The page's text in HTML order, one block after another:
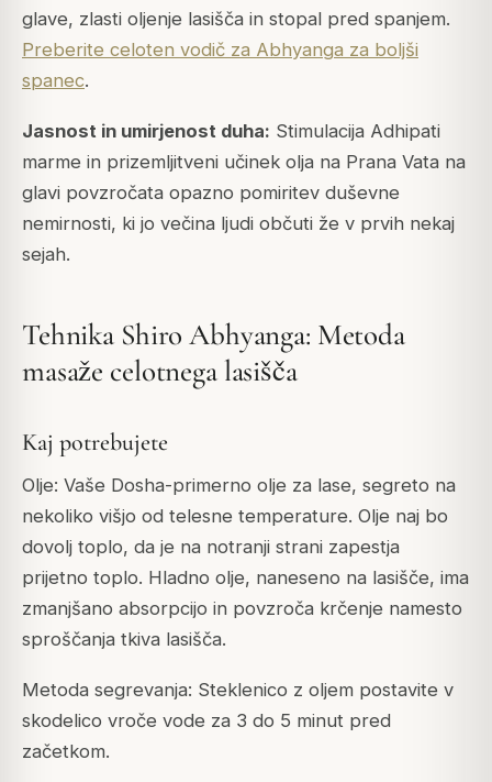
glave, zlasti oljenje lasišča in stopal pred spanjem.
Preberite celoten vodič za Abhyanga za boljši
spanec.
Jasnost in umirjenost duha: Stimulacija Adhipati
marme in prizemljitveni učinek olja na Prana Vata na
glavi povzročata opazno pomiritev duševne
nemirnosti, ki jo večina ljudi občuti že v prvih nekaj
sejah.
Tehnika Shiro Abhyanga: Metoda
masaže celotnega lasišča
Kaj potrebujete
Olje: Vaše Dosha-primerno olje za lase, segreto na
nekoliko višjo od telesne temperature. Olje naj bo
dovolj toplo, da je na notranji strani zapestja
prijetno toplo. Hladno olje, naneseno na lasišče, ima
zmanjšano absorpcijo in povzroča krčenje namesto
sproščanja tkiva lasišča.
Metoda segrevanja: Steklenico z oljem postavite v
skodelico vroče vode za 3 do 5 minut pred
začetkom.